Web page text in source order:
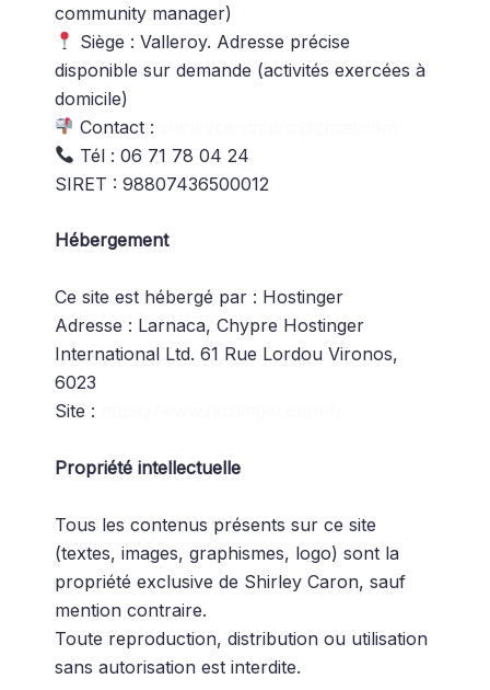
community manager)
Siège : Valleroy. Adresse précise
disponible sur demande (activités exercées à
domicile)
Contact :
Tél : 06 71 78 04 24
SIRET : 98807436500012
Hébergement
Ce site est hébergé par : Hostinger
Adresse : Larnaca, Chypre Hostinger
International Ltd. 61 Rue Lordou Vironos,
6023
Site :
Propriété intellectuelle
Tous les contenus présents sur ce site
(textes, images, graphismes, logo) sont la
propriété exclusive de Shirley Caron, sauf
mention contraire.
Toute reproduction, distribution ou utilisation
sans autorisation est interdite.